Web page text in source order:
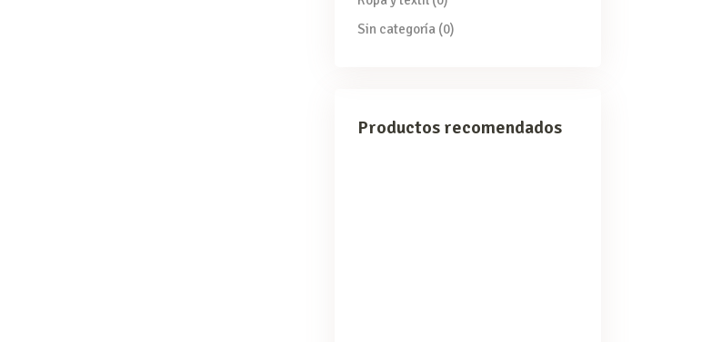
Sin categoría (0)
Productos recomendados